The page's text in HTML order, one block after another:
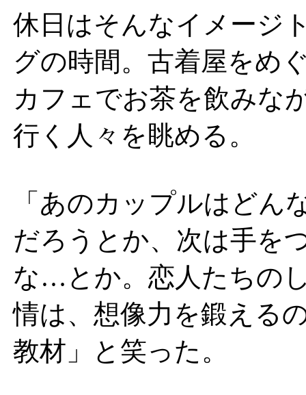
休日はそんなイメージ
グの時間。古着屋をめ
カフェでお茶を飲みな
行く人々を眺める。
「あのカップルはどん
だろうとか、次は手を
な…とか。恋人たちの
情は、想像力を鍛える
教材」と笑った。